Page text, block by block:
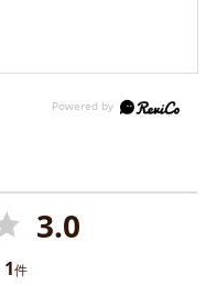
3.0
1件